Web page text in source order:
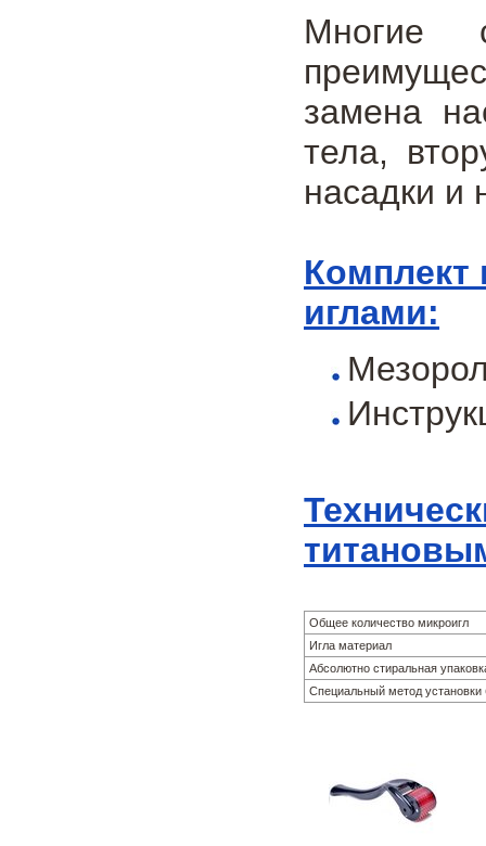
Многие
замена
тела,
насадки и
Комплект
иглами:
Общее количество микроигл
Игла материал
Абсолютно стиральная
Специальный метод установки